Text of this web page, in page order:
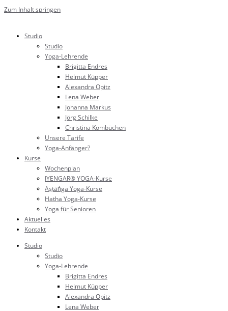
Zum Inhalt springen
Studio
Studio
Yoga-Lehrende
Brigitta Endres
Helmut Küpper
Alexandra Opitz
Lena Weber
Johanna Markus
Jörg Schilke
Christina Kombüchen
Unsere Tarife
Yoga-Anfänger?
Kurse
Wochenplan
IYENGAR® YOGA-Kurse
Aṣṭāṅga Yoga-Kurse
Hatha Yoga-Kurse
Yoga für Senioren
Aktuelles
Kontakt
Studio
Studio
Yoga-Lehrende
Brigitta Endres
Helmut Küpper
Alexandra Opitz
Lena Weber